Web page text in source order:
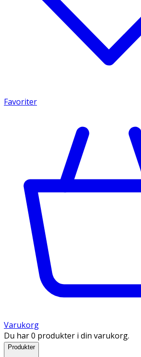
Favoriter
Varukorg
Du har 0 produkter i din varukorg.
Produkter